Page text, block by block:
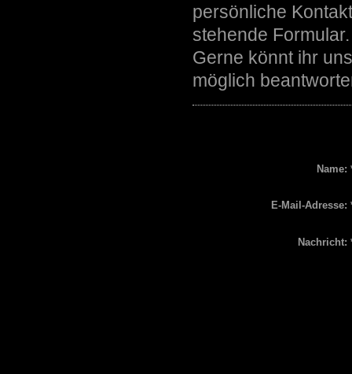
persönliche
stehende Formular.
Gerne könnt ihr
möglich
Name:
E-Mail-Adresse:
Nachricht: